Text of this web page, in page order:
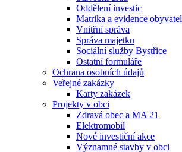
Oddělení investic
Matrika a evidence obyvatel
Vnitřní správa
Správa majetku
Sociální služby Bystřice
Ostatní formuláře
Ochrana osobních údajů
Veřejné zakázky
Karty zakázek
Projekty v obci
Zdravá obec a MA 21
Elektromobil
Nové investiční akce
Významné stavby v obci